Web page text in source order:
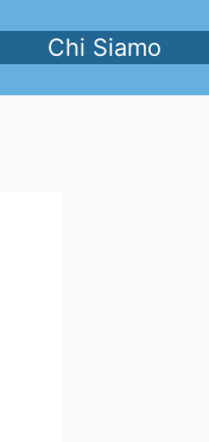
Chi Siamo